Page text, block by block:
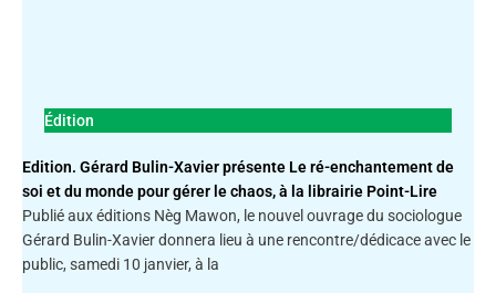
Édition
Edition. Gérard Bulin-Xavier présente Le ré-enchantement de
soi et du monde pour gérer le chaos, à la librairie Point-Lire
Publié aux éditions Nèg Mawon, le nouvel ouvrage du sociologue
Gérard Bulin-Xavier donnera lieu à une rencontre/dédicace avec le
public, samedi 10 janvier, à la